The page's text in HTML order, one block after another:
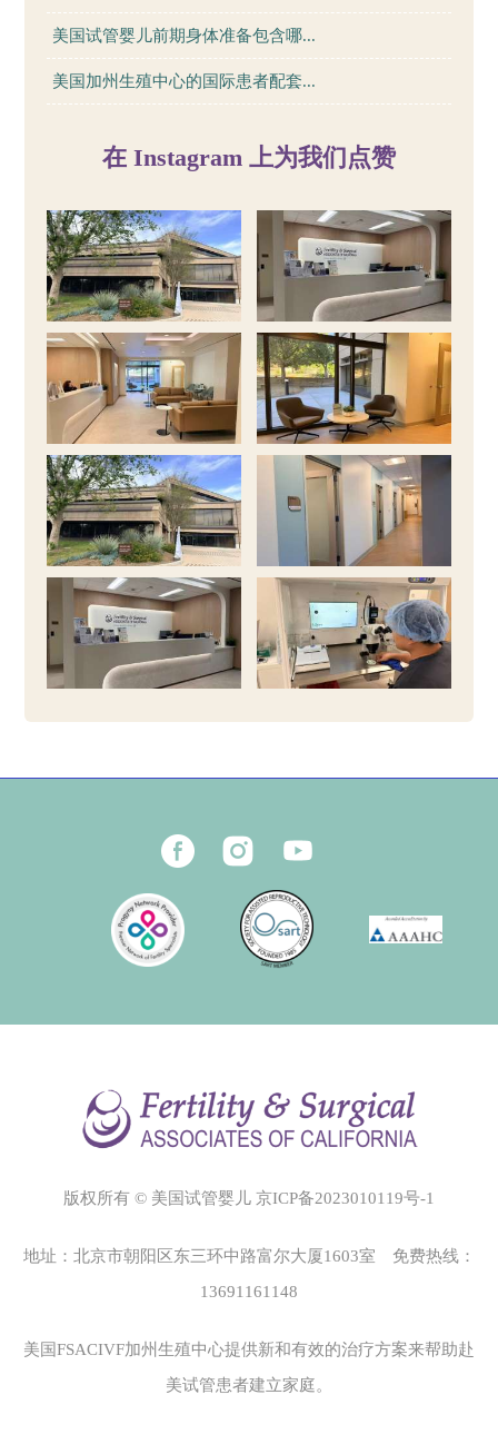
美国试管婴儿前期身体准备包含哪...
美国加州生殖中心的国际患者配套...
在 Instagram 上为我们点赞
版权所有 © 美国试管婴儿 京ICP备2023010119号-1
地址：北京市朝阳区东三环中路富尔大厦1603室 免费热线：
13691161148
美国FSACIVF加州生殖中心提供新和有效的治疗方案来帮助赴
美试管患者建立家庭。